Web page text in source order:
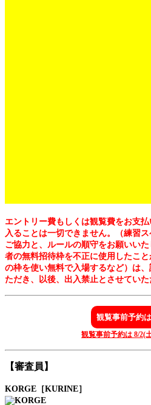
エントリー費もしくは観覧費をお支
入ることは一切できません。（練習
ご協力と、ルールの順守をお願いいた
者の無料招待枠を不正に使用したこ
の枠を使い無料で入場するなど）は
ただき、以後、出入禁止とさせてい
観覧事前予約
観覧事前予約は 8/2(
【審査員】
KORGE［KURINE］